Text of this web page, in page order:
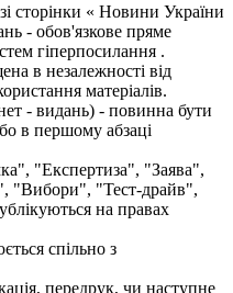
сторінки « Новини України
- обов'язкове пряме
гіперпосилання .
в незалежності від
матеріалів.
- видань) - повинна бути
в першому абзаці
"Експертиза", "Заява",
"Вибори", "Тест-драйв",
на правах
спільно з
передрук, чи наступне